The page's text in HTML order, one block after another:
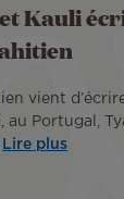
Kauli
vient
au Portugal,
Lire plus